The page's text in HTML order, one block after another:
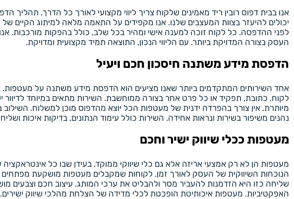
אנו בבית דפוס רובין ריד מאמינים שלקוח צריך ליווי מקצועי לאורך כל הדרך. תהליך
יכולים להיעזר בצוות המעצבים שלנו. אנו מקפידים על התאמה מלאה למיתוג הקיים
לפני ההדפסה. כל לקוח זוכה למענה אישי ומהיר בכל שלב, כולל בהפקות מורכבות.
העסק בצורה המדויקת ביותר. עם הליווי הנכון, התוצאה תמיד מקצועית ומדויקת.
הדפסת מידע משתנה חיסכון חכם ויעיל
אחד השירותים המתקדמים ביותר שאנו מציעים הוא הדפסת מידע משתנה על
לקוח, כתובת, תפקיד או כל פרט אחר בצורה ממוחשבת. השירות מתאים במיוחד לדיוור
מיותרת. אין צורך בהפרדה ידנית של מעטפות הכל יוצא מהדפוס מוכן למשלוח.
נהנים משיפור בשירות ונראות אחידה. השירות כולל עימוד הנתונים, בדיקות איכות
מעטפות ככלי שיווק ישיר וחכם
מעטפות הן לא רק אמצעי אריזה אלא גם כלי שיווקי ממוקד. בעידן שבו כל
הנוכחות השיווקית של העסק לאורך זמן. לקוחות שמקבלים מעטפות מושקעת מפתחים
שליחה כזו היא הזדמנות להעביר מסר ולהבליט את ערכי המותג. עיצוב חכם וצבעים
האפקטיביות. מעטפות איכותיטת הופכטת לכלי מדידה של הצלחת מהלכי שיווק ישירים.